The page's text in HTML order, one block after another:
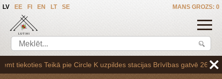
MANS GROZS: 0
LV EE FI EN LT SE
K uzpildes stacijas Brīvības gatvē 265,vai arī Baltezerā, vienojoties